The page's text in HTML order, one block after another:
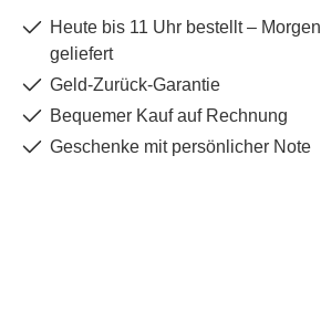
Heute bis 11 Uhr bestellt – Morgen
geliefert
Geld-Zurück-Garantie
Bequemer Kauf auf Rechnung
Geschenke mit persönlicher Note